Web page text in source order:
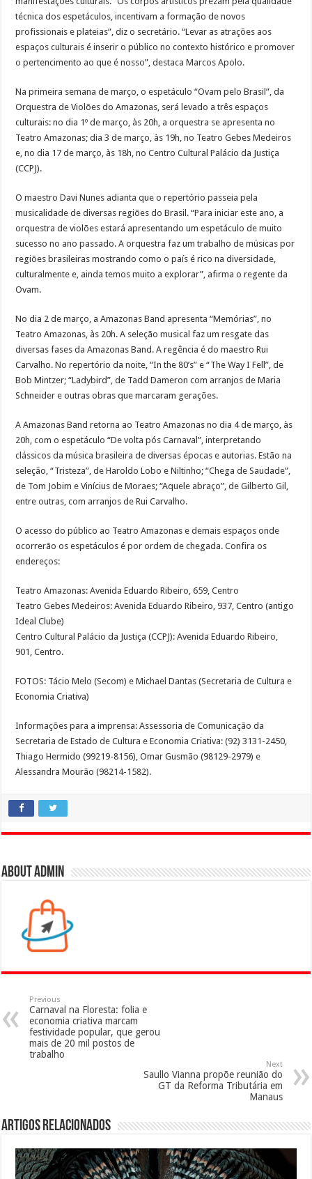
técnica dos espetáculos, incentivam a formação de novos
profissionais e plateias”, diz o secretário. “Levar as atrações aos
espaços culturais é inserir o público no contexto histórico e promover
o pertencimento ao que é nosso”, destaca Marcos Apolo.
Na primeira semana de março, o espetáculo “Ovam pelo Brasil”, da
Orquestra de Violões do Amazonas, será levado a três espaços
culturais: no dia 1º de março, às 20h, a orquestra se apresenta no
Teatro Amazonas; dia 3 de março, às 19h, no Teatro Gebes Medeiros
e, no dia 17 de março, às 18h, no Centro Cultural Palácio da Justiça
(CCPJ).
O maestro Davi Nunes adianta que o repertório passeia pela
musicalidade de diversas regiões do Brasil. “Para iniciar este ano, a
orquestra de violões estará apresentando um espetáculo de muito
sucesso no ano passado. A orquestra faz um trabalho de músicas por
regiões brasileiras mostrando como o país é rico na diversidade,
culturalmente e, ainda temos muito a explorar”, afirma o regente da
Ovam.
No dia 2 de março, a Amazonas Band apresenta “Memórias”, no
Teatro Amazonas, às 20h. A seleção musical faz um resgate das
diversas fases da Amazonas Band. A regência é do maestro Rui
Carvalho. No repertório da noite, “In the 80’s” e “The Way I Fell”, de
Bob Mintzer; “Ladybird”, de Tadd Dameron com arranjos de Maria
Schneider e outras obras que marcaram gerações.
A Amazonas Band retorna ao Teatro Amazonas no dia 4 de março, às
20h, com o espetáculo “De volta pós Carnaval”, interpretando
clássicos da música brasileira de diversas épocas e autorias. Estão na
seleção, “Tristeza”, de Haroldo Lobo e Niltinho; “Chega de Saudade”,
de Tom Jobim e Vinícius de Moraes; “Aquele abraço”, de Gilberto Gil,
entre outras, com arranjos de Rui Carvalho.
O acesso do público ao Teatro Amazonas e demais espaços onde
ocorrerão os espetáculos é por ordem de chegada. Confira os
endereços:
Teatro Amazonas: Avenida Eduardo Ribeiro, 659, Centro
Teatro Gebes Medeiros: Avenida Eduardo Ribeiro, 937, Centro (antigo
Ideal Clube)
Centro Cultural Palácio da Justiça (CCPJ): Avenida Eduardo Ribeiro,
901, Centro.
FOTOS: Tácio Melo (Secom) e Michael Dantas (Secretaria de Cultura e
Economia Criativa)
Informações para a imprensa: Assessoria de Comunicação da
Secretaria de Estado de Cultura e Economia Criativa: (92) 3131-2450,
Thiago Hermido (99219-8156), Omar Gusmão (98129-2979) e
Alessandra Mourão (98214-1582).
About admin
Previous
Carnaval na Floresta: folia e
economia criativa marcam
festividade popular, que gerou
mais de 20 mil postos de
trabalho
Next
Saullo Vianna propõe reunião do
GT da Reforma Tributária em
Manaus
Artigos Relacionados